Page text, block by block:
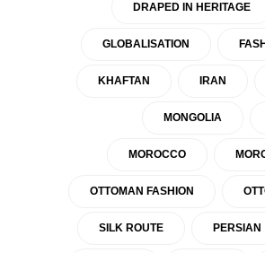
DRAPED IN HERITAGE
GLOBALISATION
IRAN
KHAFTAN
MONGOLIA
MOROCCO
OTTOMAN FASHION
PERSIAN
SILK ROUTE